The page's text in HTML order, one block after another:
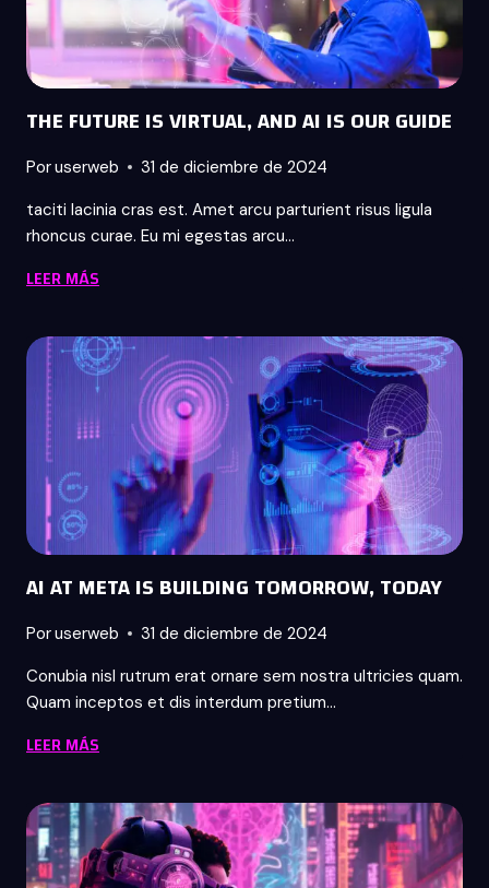
THE FUTURE IS VIRTUAL, AND AI IS OUR GUIDE
Poruserweb
31 de diciembre de 2024
taciti lacinia cras est. Amet arcu parturient risus ligula
rhoncus curae. Eu mi egestas arcu…
LEER MÁSTHE
IS
VIRTUAL,
AND
AI
IS
OUR
GUIDE
AI AT META IS BUILDING TOMORROW, TODAY
Poruserweb
31 de diciembre de 2024
Conubia nisl rutrum erat ornare sem nostra ultricies quam.
Quam inceptos et dis interdum pretium…
LEER MÁSAI
META
IS
BUILDING
TOMORROW,